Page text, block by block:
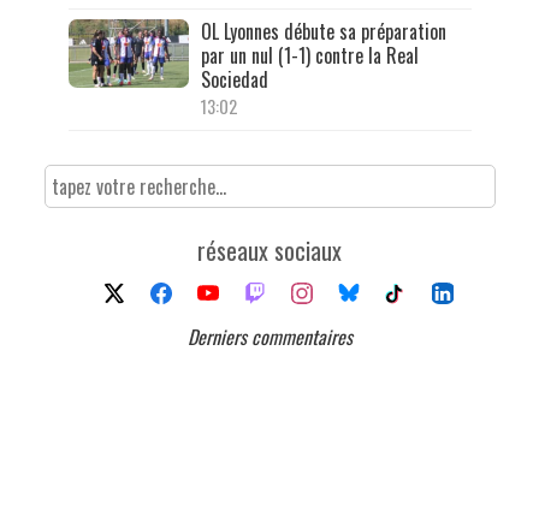
OL Lyonnes débute sa préparation
par un nul (1-1) contre la Real
Sociedad
13:02
réseaux sociaux
Derniers commentaires